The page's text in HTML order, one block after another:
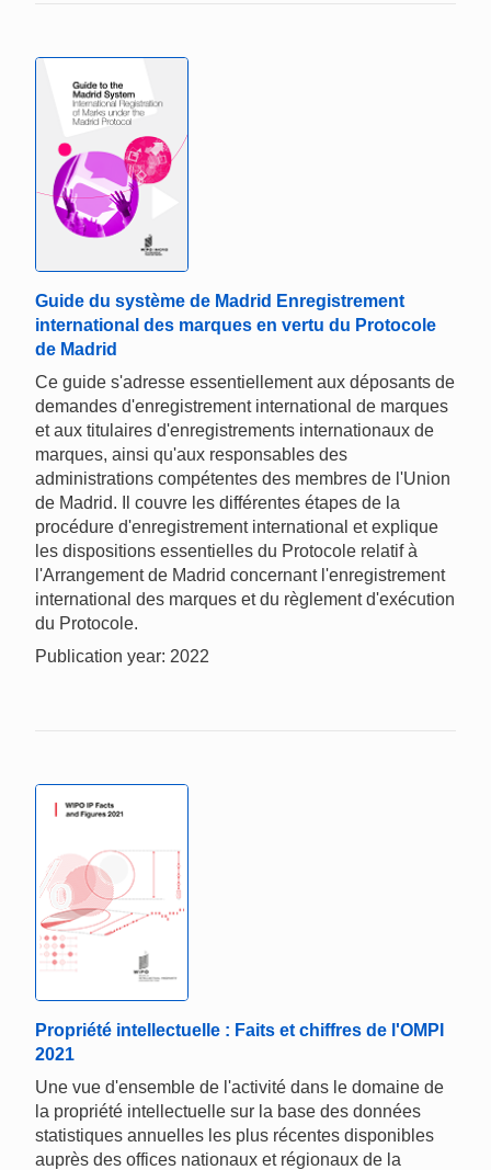
Guide du système de Madrid Enregistrement
international des marques en vertu du Protocole
de Madrid
Ce guide s'adresse essentiellement aux déposants de
demandes d'enregistrement international de marques
et aux titulaires d'enregistrements internationaux de
marques, ainsi qu'aux responsables des
administrations compétentes des membres de l'Union
de Madrid. Il couvre les différentes étapes de la
procédure d'enregistrement international et explique
les dispositions essentielles du Protocole relatif à
l'Arrangement de Madrid concernant l'enregistrement
international des marques et du règlement d'exécution
du Protocole.
Publication year: 2022
Propriété intellectuelle : Faits et chiffres de l'OMPI
2021
Une vue d'ensemble de l'activité dans le domaine de
la propriété intellectuelle sur la base des données
statistiques annuelles les plus récentes disponibles
auprès des offices nationaux et régionaux de la